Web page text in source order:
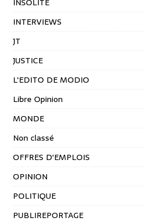
INTERVIEWS
JT
JUSTICE
L'EDITO DE MODIO
Libre Opinion
MONDE
Non classé
OFFRES D'EMPLOIS
OPINION
POLITIQUE
PUBLIREPORTAGE